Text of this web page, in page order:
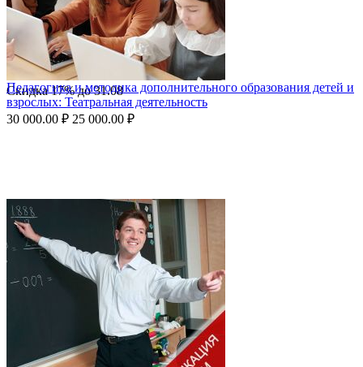
Скидка17%до31.08
Педагогика и методика дополнительного образования детей и
взрослых: Театральная деятельность
30 000.00 ₽ 25 000.00 ₽